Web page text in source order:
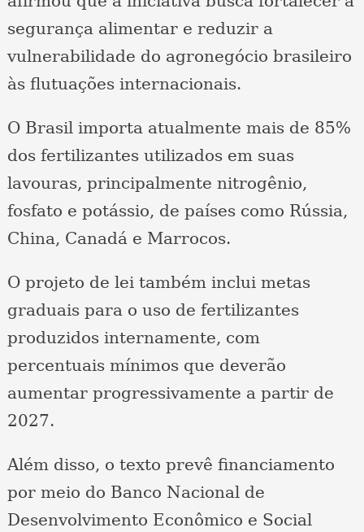
segurança alimentar e reduzir a
vulnerabilidade do agronegócio brasileiro
às flutuações internacionais.
O Brasil importa atualmente mais de 85%
dos fertilizantes utilizados em suas
lavouras, principalmente nitrogênio,
fosfato e potássio, de países como Rússia,
China, Canadá e Marrocos.
O projeto de lei também inclui metas
graduais para o uso de fertilizantes
produzidos internamente, com
percentuais mínimos que deverão
aumentar progressivamente a partir de
2027.
Além disso, o texto prevê financiamento
por meio do Banco Nacional de
Desenvolvimento Econômico e Social